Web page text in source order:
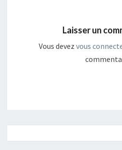
Laisser un
Vous devez vous
article